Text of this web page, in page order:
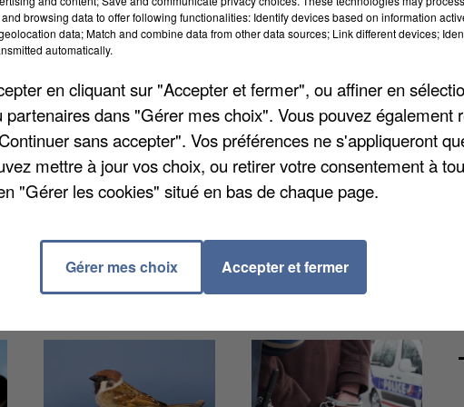
Claye-Souilly. Vers 1h50 du matin, un témoin a
à des véhicules stationnés rue des Fortes
arrivée sur place. Les deux suspects ont été
une cisaille à métal et un brise-vitres ainsi que deux
endommagé. Les deux jeunes, âgés de 20 et 21
de Villeparisis.
browsing data to offer following functionalities: Identify devices based on information
data; Match and combine data from other data sources; Link different devices;
automatically.
en cliquant sur "Accepter et fermer", ou affiner en
partenaires dans "Gérer mes choix". Vous pouvez également
sans accepter". Vos préférences ne s'appliqueront
mettre à jour vos choix, ou retirer votre consentement à
"Gérer les cookies" situé en bas de chaque page.
Gérer mes choix Accepter et fermer